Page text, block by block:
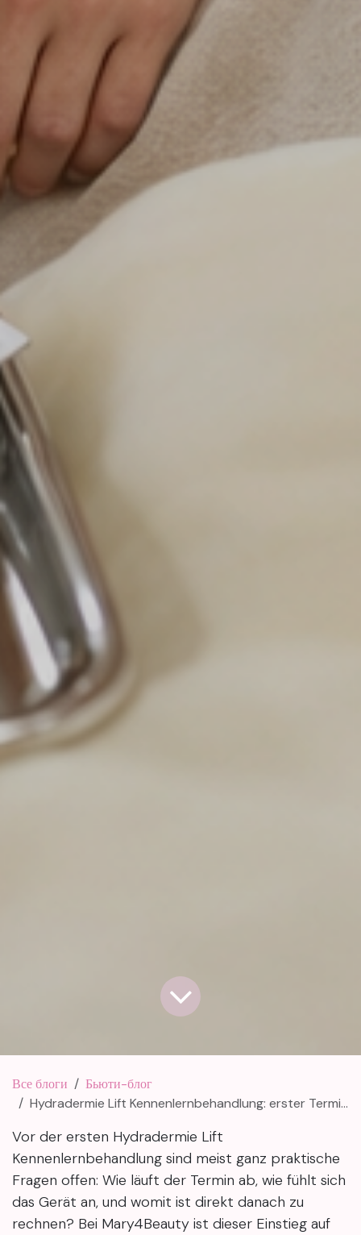
Все блоги
Бьюти-блог
Hydradermie Lift Kennenlernbehandlung: erster Termin klar erklärt
Vor der ersten Hydradermie Lift
Kennenlernbehandlung sind meist ganz praktische
Fragen offen: Wie läuft der Termin ab, wie fühlt sich
das Gerät an, und womit ist direkt danach zu
rechnen? Bei Mary4Beauty ist dieser Einstieg auf